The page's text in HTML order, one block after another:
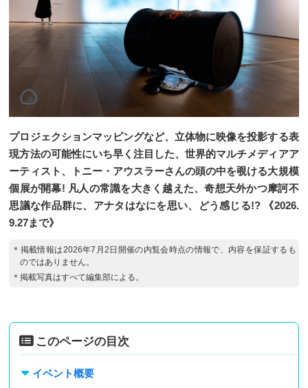
プロジェクションマッピングなど、立体物に映像を投影する表
現方法の可能性にいち早く注目した、世界的マルチメディアア
ーティスト、トニー・アウスラーさんの頭の中を覗ける大規模
個展が開幕! 凡人の常識を大きく越えた、奇想天外かつ摩訶不
思議な作品群に、アナタはなにを思い、どう感じる!? 《2026.
9.27まで》
＊掲載情報は2026年7月2日開催の内覧会時点の情報で、内容を保証するも
のではありません。
＊掲載写真はすべて編集部による。
このページの目次
イベント概要